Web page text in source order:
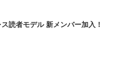
読者モデル 新メンバー加入！